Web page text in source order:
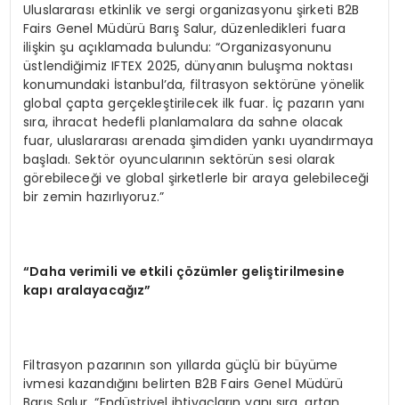
Uluslararası etkinlik ve sergi organizasyonu şirketi B2B
Fairs Genel Müdürü Barış Salur, düzenledikleri fuara
ilişkin şu açıklamada bulundu: “Organizasyonunu
üstlendiğimiz IFTEX 2025, dünyanın buluşma noktası
konumundaki İstanbul’da, filtrasyon sektörüne yönelik
global çapta gerçekleştirilecek ilk fuar. İç pazarın yanı
sıra, ihracat hedefli planlamalara da sahne olacak
fuar, uluslararası arenada şimdiden yankı uyandırmaya
başladı. Sektör oyuncularının sektörün sesi olarak
görebileceği ve global şirketlerle bir araya gelebileceği
bir zemin hazırlıyoruz.”
“Daha verimili ve etkili çözümler geliştirilmesine
kapı aralayacağız”
Filtrasyon pazarının son yıllarda güçlü bir büyüme
ivmesi kazandığını belirten B2B Fairs Genel Müdürü